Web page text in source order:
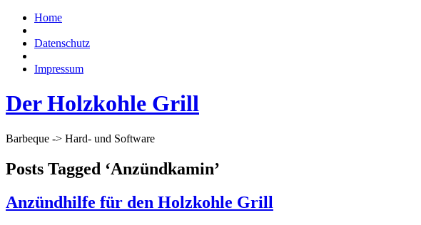
Home
Datenschutz
Impressum
Der Holzkohle Grill
Barbeque -> Hard- und Software
Posts Tagged ‘Anzündkamin’
Anzündhilfe für den Holzkohle Grill